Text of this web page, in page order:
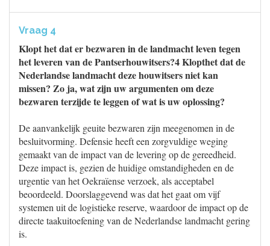
Vraag 4
Klopt het dat er bezwaren in de landmacht leven tegen
het leveren van de Pantserhouwitsers?4 Klopthet dat de
Nederlandse landmacht deze houwitsers niet kan
missen? Zo ja, wat zijn uw argumenten om deze
bezwaren terzijde te leggen of wat is uw oplossing?
De aanvankelijk geuite bezwaren zijn meegenomen in de
besluitvorming. Defensie heeft een zorgvuldige weging
gemaakt van de impact van de levering op de gereedheid.
Deze impact is, gezien de huidige omstandigheden en de
urgentie van het Oekraïense verzoek, als acceptabel
beoordeeld. Doorslaggevend was dat het gaat om vijf
systemen uit de logistieke reserve, waardoor de impact op de
directe taakuitoefening van de Nederlandse landmacht gering
is.